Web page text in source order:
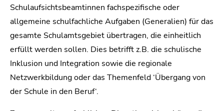
Schulaufsichtsbeamtinnen fachspezifische oder
allgemeine schulfachliche Aufgaben (Generalien) für das
gesamte Schulamtsgebiet übertragen, die einheitlich
erfüllt werden sollen. Dies betrifft z.B. die schulische
Inklusion und Integration sowie die regionale
Netzwerkbildung oder das Themenfeld ‘Übergang von
der Schule in den Beruf‘.